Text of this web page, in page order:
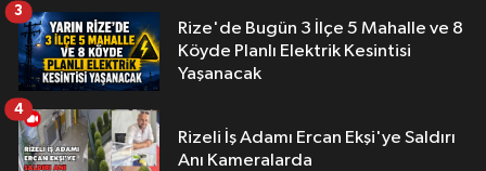
Rize'de Bugün 3 İlçe 5 Mahalle ve 8
Köyde Planlı Elektrik Kesintisi
Yaşanacak
3
Rizeli İş Adamı Ercan Ekşi'ye Saldırı
Anı Kameralarda
4